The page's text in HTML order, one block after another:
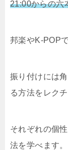
21:00からの六
邦楽やK-POP
振り付けには
る方法をレク
それぞれの個
法を学べます。